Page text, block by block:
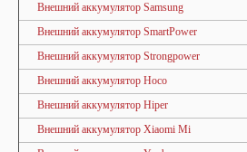
Внешний аккумулятор Samsung
Внешний аккумулятор SmartPower
Внешний аккумулятор Strongpower
Внешний аккумулятор Hoco
Внешний аккумулятор Hiper
Внешний аккумулятор Xiaomi Mi